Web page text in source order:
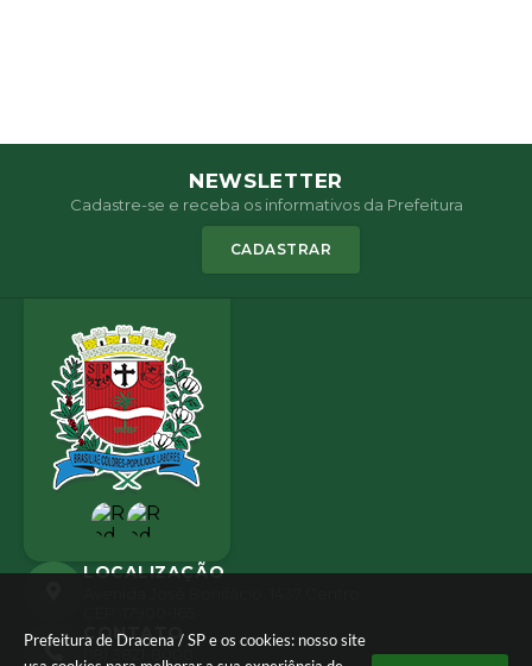
Prefeitura de Dracena / SP e os cookies: nosso site
NEWSLETTER
Cadastre-se e receba os informativos da Prefeitura
CADASTRAR
LOCALIZAÇÃO
CONTATO